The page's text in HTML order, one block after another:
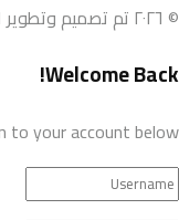
© ٢٠٢٦ تم تصميم وتطوير الموقع من قبل
Welcome Back!
to your account below